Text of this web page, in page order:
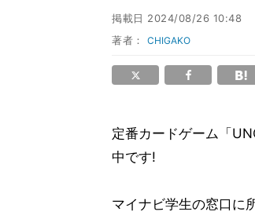
掲載日 2024/08/26 10:48
著者：CHIGAKO
定番カードゲーム「
中です!
マイナビ学生の窓口に